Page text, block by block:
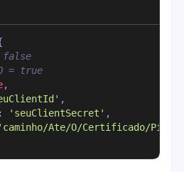
false
= true
,
,
: 'seuClientSecret' ,
'caminho/Ate/O/Certificado/Pix'